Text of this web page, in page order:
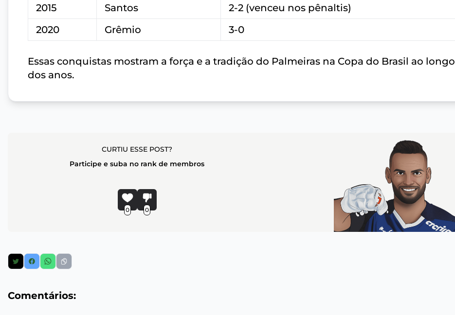
2015
Santos
2-2 (venceu nos pênaltis)
2020
Grêmio 3-0
Essas conquistas mostram a força e a tradição do Palmeiras na Copa do Brasil ao longo
dos anos.
CURTIU ESSE POST?
Participe e suba no rank de membros
0 0
Comentários: